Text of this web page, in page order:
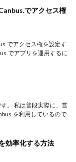
でアクセス権
でアクセス権を設定す
でアプリを運用するに
。 私は普段実際に、営
を利用しているので
効率化する方法